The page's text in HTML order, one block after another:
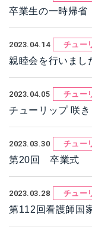
卒業生の一時帰省
2023.04.14 チュー
親睦会を行いまし
2023.04.05 チュー
チューリップ 咲き
2023.03.30 チュー
第20回 卒業式
2023.03.28 チュー
第112回看護師国